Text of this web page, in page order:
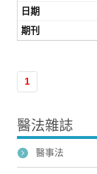
1
醫法雜誌
醫事法